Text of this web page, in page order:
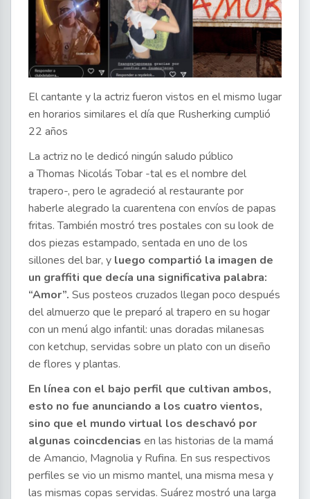
El cantante y la actriz fueron vistos en el mismo lugar
en horarios similares el día que Rusherking cumplió
22 años
La actriz no le dedicó ningún saludo público
a Thomas Nicolás Tobar -tal es el nombre del
trapero-, pero le agradeció al restaurante por
haberle alegrado la cuarentena con envíos de papas
fritas. También mostró tres postales con su look de
dos piezas estampado, sentada en uno de los
sillones del bar, y luego compartió la imagen de
un graffiti que decía una significativa palabra:
“Amor”. Sus posteos cruzados llegan poco después
del almuerzo que le preparó al trapero en su hogar
con un menú algo infantil: unas doradas milanesas
con ketchup, servidas sobre un plato con un diseño
de flores y plantas.
En línea con el bajo perfil que cultivan ambos,
esto no fue anunciando a los cuatro vientos,
sino que el mundo virtual los deschavó por
algunas coincdencias en las historias de la mamá
de Amancio, Magnolia y Rufina. En sus respectivos
perfiles se vio un mismo mantel, una misma mesa y
las mismas copas servidas. Suárez mostró una larga